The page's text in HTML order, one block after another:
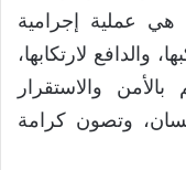
هي عملية إجرامية
والدافع لارتكابها،
والاستقرار
وتصون كرامة